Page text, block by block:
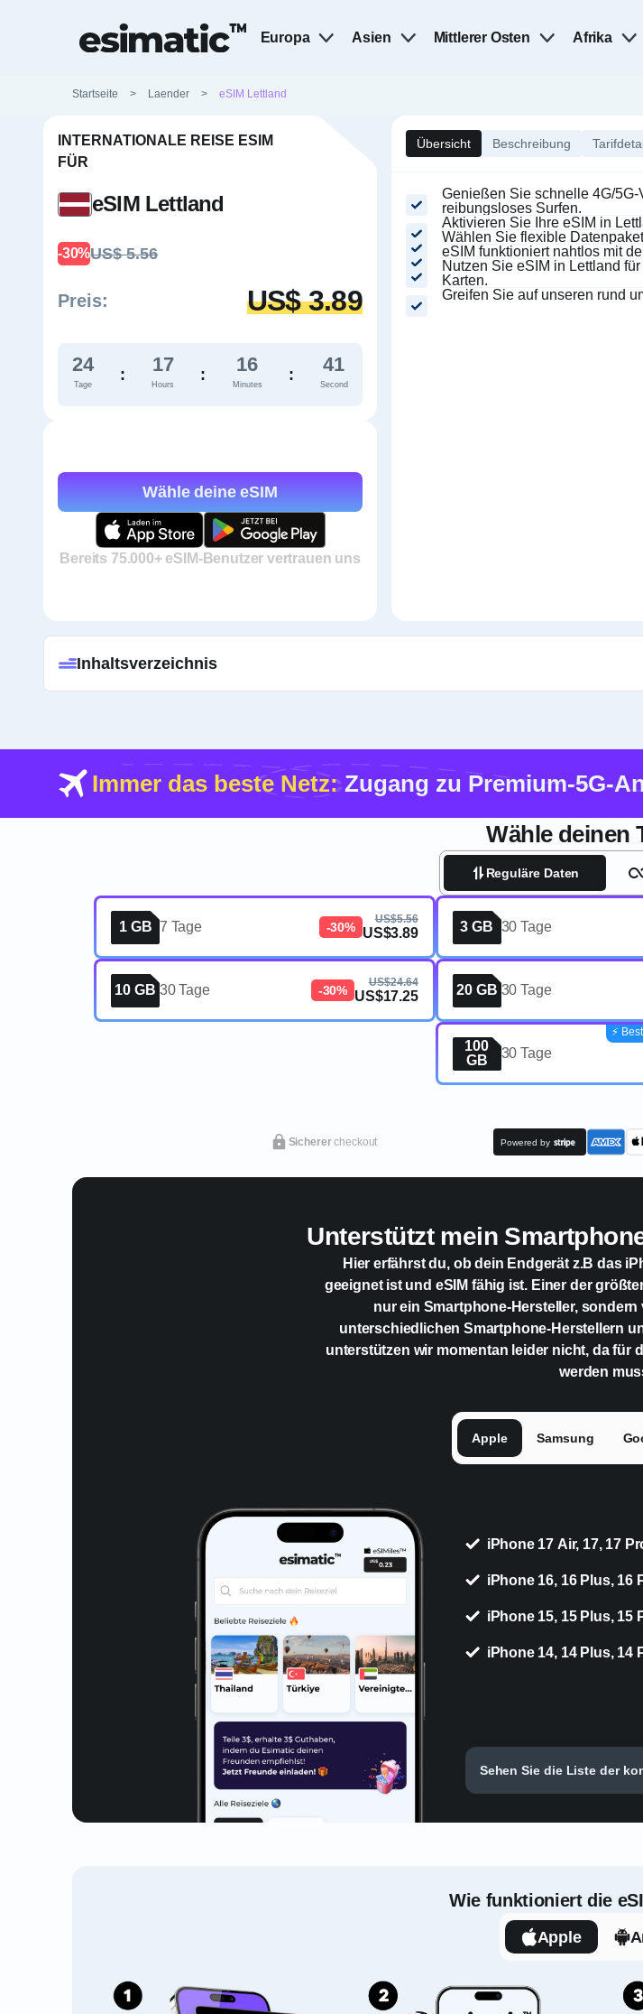
Europa Asien Mittlerer Osten Afrika
Startseite > Laender > eSIM Lettland
INTERNATIONALE REISE ESIM
FÜR
eSIM Lettland
-30%US$ 5.56
Preis: US$ 3.89
24
Tage
: 17
Hours
: 16
Minutes
: 40
Second
Wähle deine eSIM
Bereits 75.000+ eSIM-Benutzer vertrauen uns
Übersicht Beschreibung
Genießen Sie schnelle 4G/
reibungsloses Surfen.
Aktivieren Sie Ihre eSIM in
Wählen Sie flexible
eSIM funktioniert nahtlos mit
Nutzen Sie eSIM in Lettland
Karten.
Greifen Sie auf unseren rund
Inhaltsverzeichnis
Immer das beste Netz:Zugang zu Premium-5G-
Wähle deinen
Reguläre Daten
1 GB 7 Tage -30%
US$5.56
US$3.89 3 GB 30 Tage
10 GB 30 Tage -30%
US$24.64
US$17.25 20 GB 30 Tage
100
GB
30 Tage
⚡️
Sicherercheckout Powered by
Unterstützt mein
Hier erfährst du, ob dein Endgerät z.B das
geeignet ist und eSIM fähig ist. Einer der
nur ein Smartphone-Hersteller, sondern
unterschiedlichen Smartphone-Herstellern
unterstützen wir momentan leider nicht, da für
werden
Apple Samsung
iPhone 17 Air, 17, 17
iPhone 16, 16 Plus, 16
iPhone 15, 15 Plus, 15
iPhone 14, 14 Plus, 14
Sehen Sie die Liste der
Wie funktioniert die
Apple